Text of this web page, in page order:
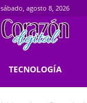
sábado, agosto 8, 2026
TECNOLOGÍA